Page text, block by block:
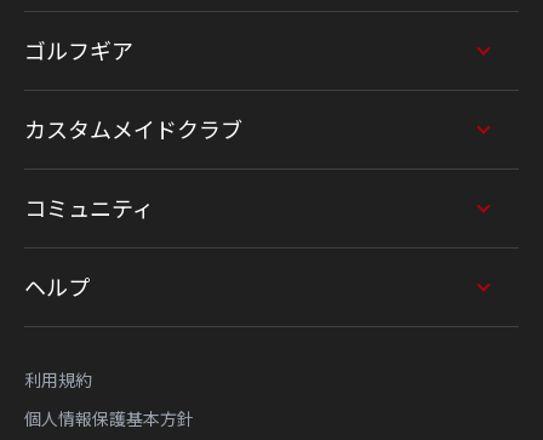
ゴルフギア
カスタムメイドクラブ
コミュニティ
ヘルプ
利用規約
個人情報保護基本方針